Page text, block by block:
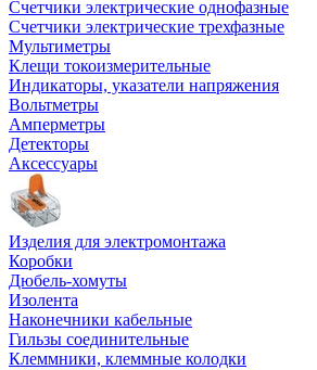
Счетчики электрические однофазные
Счетчики электрические трехфазные
Мультиметры
Клещи токоизмерительные
Индикаторы, указатели напряжения
Вольтметры
Амперметры
Детекторы
Аксессуары
Изделия для электромонтажа
Коробки
Дюбель-хомуты
Изолента
Наконечники кабельные
Гильзы соединительные
Клеммники, клеммные колодки